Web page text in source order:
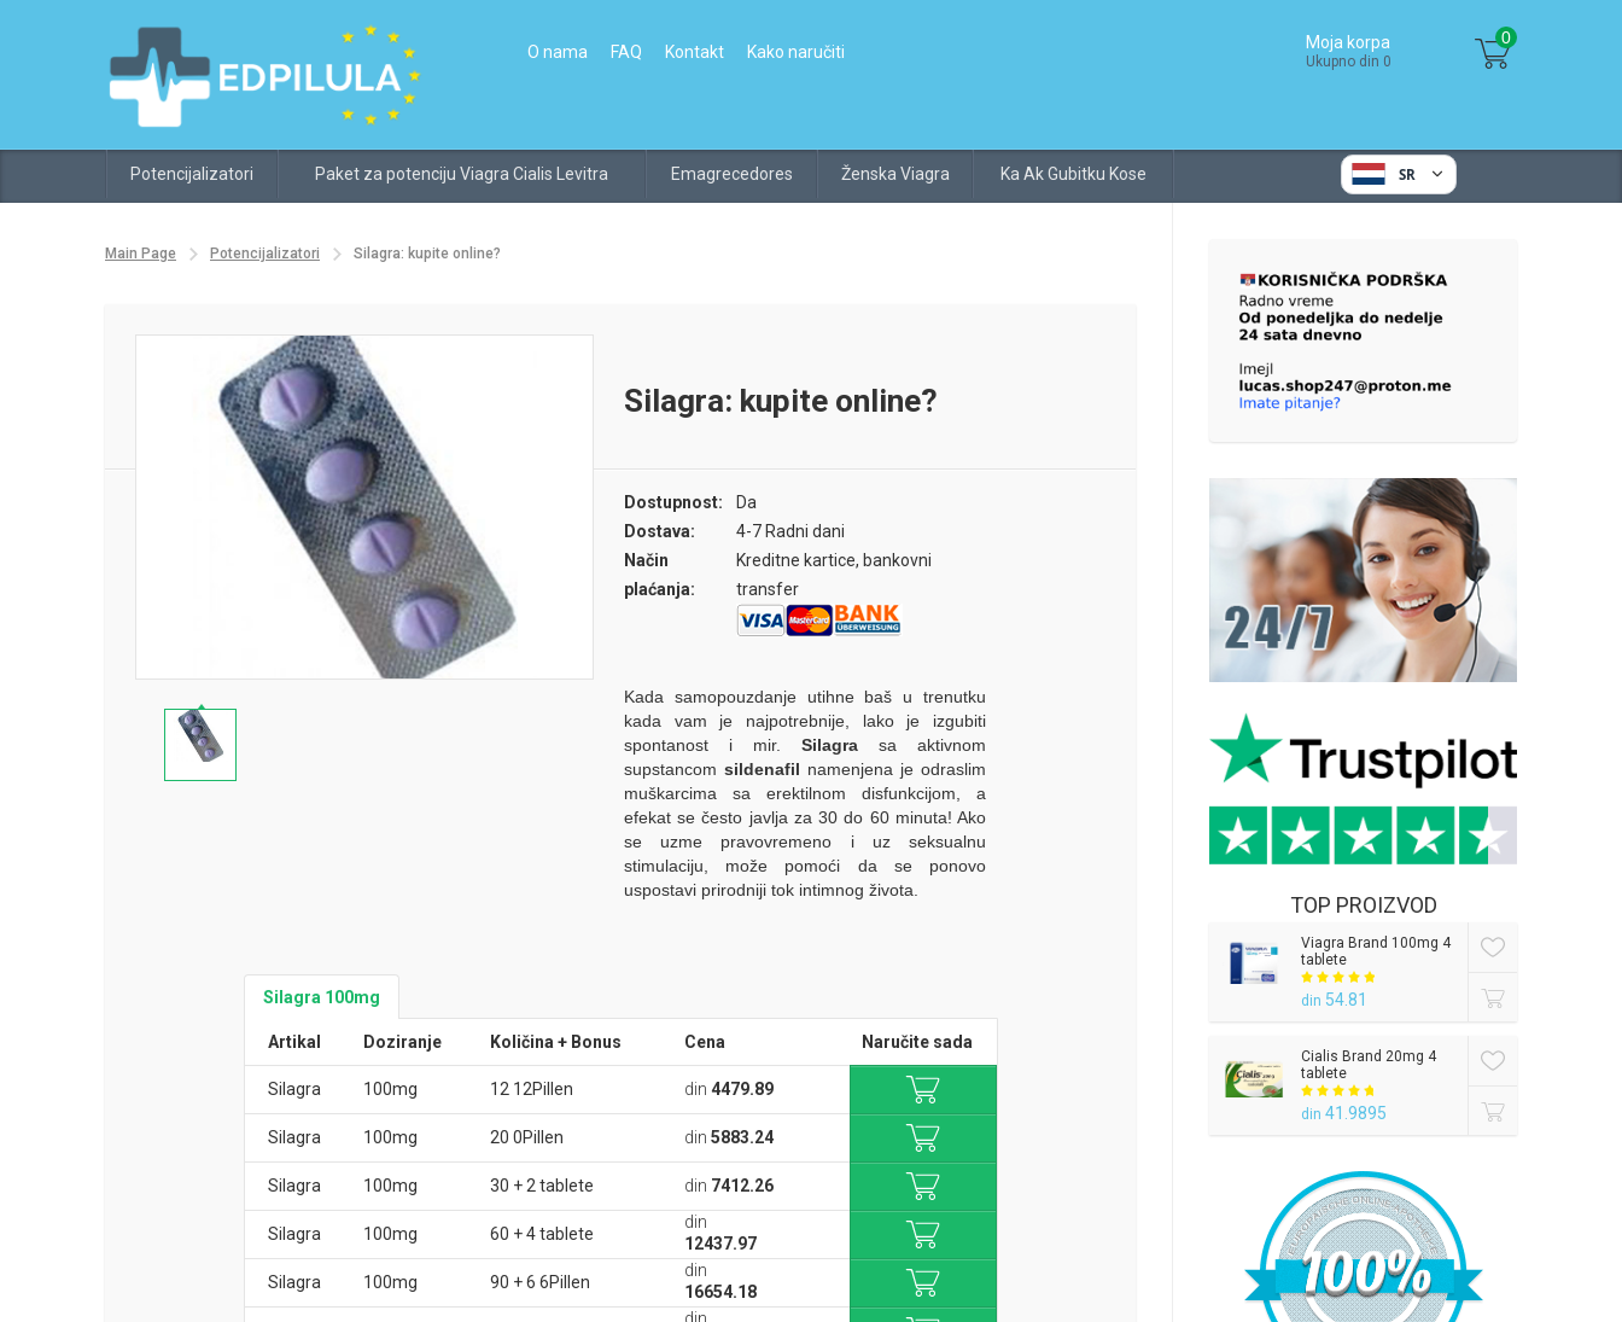
O nama FAQ Kontakt Kako naručiti Moja korpa
Ukupno din 0
0
SR
Potencijalizatori Paket za potenciju Viagra Cialis Levitra Emagrecedores Ženska Viagra Ka Ak Gubitku Kose
Main Page Potencijalizatori Silagra: kupite online?
Silagra: kupite online?
Dostupnost:
Da
Dostava:
4-7 Radni dani
Način
plaćanja:
Kreditne kartice, bankovni
transfer
Kada samopouzdanje utihne baš u trenutku
kada vam je najpotrebnije, lako je izgubiti
spontanost i mir. Silagra sa aktivnom
supstancom sildenafil namenjena je odraslim
muškarcima sa erektilnom disfunkcijom, a
efekat se često javlja za 30 do 60 minuta! Ako
se uzme pravovremeno i uz seksualnu
stimulaciju, može pomoći da se ponovo
uspostavi prirodniji tok intimnog života.
Silagra 100mg
Artikal Doziranje Količina + Bonus Cena Naručite sada
Silagra 100mg 12 12Pillen din 4479.89
Silagra 100mg 20 0Pillen din 5883.24
Silagra 100mg 30 + 2 tablete din 7412.26
Silagra 100mg 60 + 4 tablete
din
12437.97
Silagra
100mg 90 + 6 6Pillen
din
16654.18
din
TOP PROIZVOD
Viagra Brand 100mg 4
tablete
din 54.81
Cialis Brand 20mg 4
tablete
din 41.9895